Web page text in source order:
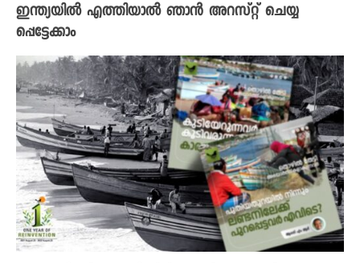
ഇന്ത്യയിൽ എത്തിയാൽ ഞാൻ അറസ്റ്റ് ചെയ്യ
പ്പെട്ടേക്കാം